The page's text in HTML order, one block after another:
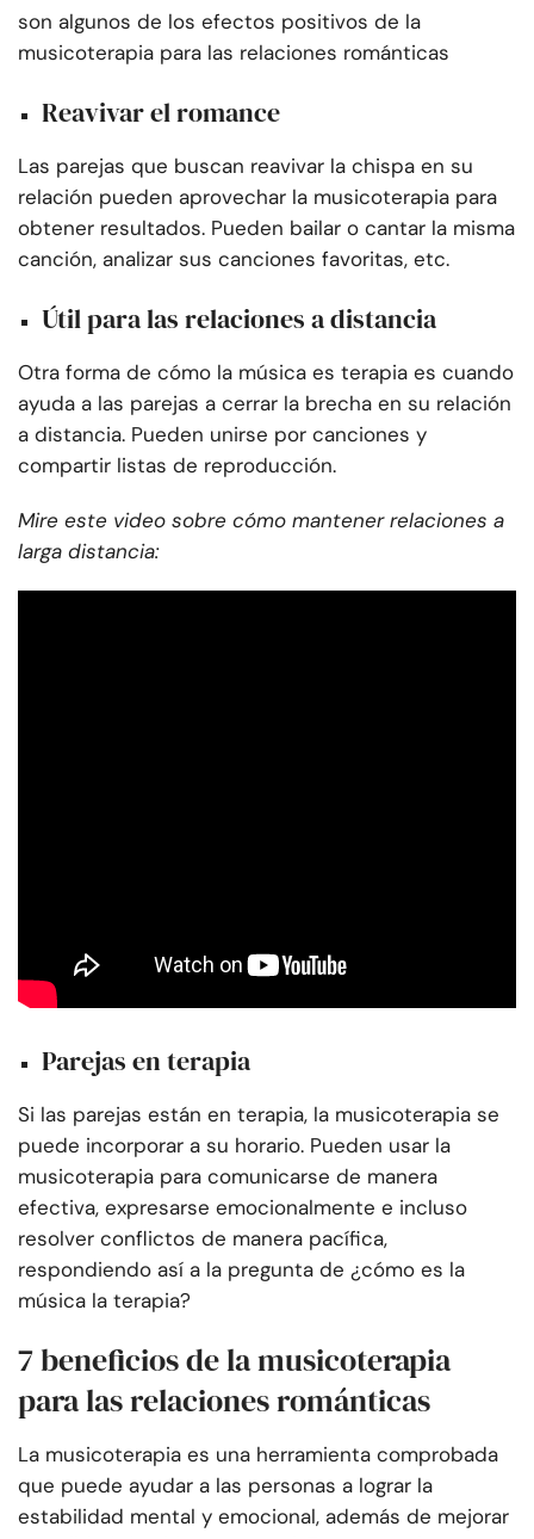
son algunos de los efectos positivos de la
musicoterapia para las relaciones románticas
Reavivar el romance
Las parejas que buscan reavivar la chispa en su
relación pueden aprovechar la musicoterapia para
obtener resultados. Pueden bailar o cantar la misma
canción, analizar sus canciones favoritas, etc.
Útil para las relaciones a distancia
Otra forma de cómo la música es terapia es cuando
ayuda a las parejas a cerrar la brecha en su relación
a distancia. Pueden unirse por canciones y
compartir listas de reproducción.
Mire este video sobre cómo mantener relaciones a
larga distancia:
Parejas en terapia
Si las parejas están en terapia, la musicoterapia se
puede incorporar a su horario. Pueden usar la
musicoterapia para comunicarse de manera
efectiva, expresarse emocionalmente e incluso
resolver conflictos de manera pacífica,
respondiendo así a la pregunta de ¿cómo es la
música la terapia?
7 beneficios de la musicoterapia
para las relaciones románticas
La musicoterapia es una herramienta comprobada
que puede ayudar a las personas a lograr la
estabilidad mental y emocional, además de mejorar